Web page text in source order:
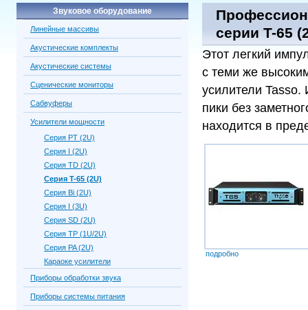
серии T-65
Этот легкий
с теми же
усилители Tasso.
пики без
находится в
подробно
Звуковое оборудование
Линейные массивы
Акустические комплекты
Акустические системы
Сценические мониторы
Сабвуферы
Усилители мощности
Серия PT (2U)
Серия I (2U)
Серия TD (2U)
Серия T-65 (2U)
Серия Bi (2U)
Серия I (3U)
Серия SD (2U)
Серия TP (1U/2U)
Серия PA (2U)
Караоке усилители
Приборы обработки звука
Приборы системы питания